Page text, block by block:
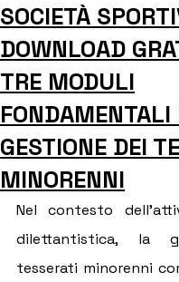
SOCIETÀ
DOWNLOAD
TRE MODULI
FONDAMENTALI
GESTIONE DEI
MINORENNI
Nel contesto
dilettantistica, la
tesserati minorenni